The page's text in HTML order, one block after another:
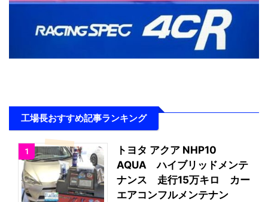
工場長おすすめ記事ランキング
1
トヨタ アクア NHP10
AQUA ハイブリッドメンテ
ナンス 走行15万キロ カー
エアコンフルメンテナン